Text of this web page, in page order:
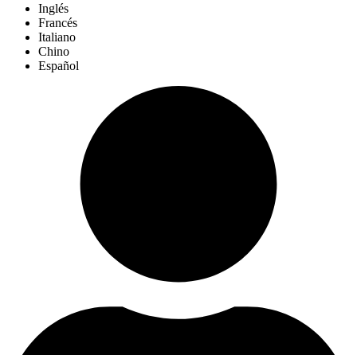
Inglés
Francés
Italiano
Chino
Español